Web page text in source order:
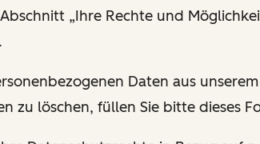
„Ihre Rechte und
Daten aus
zu löschen, füllen Sie bitte dieses